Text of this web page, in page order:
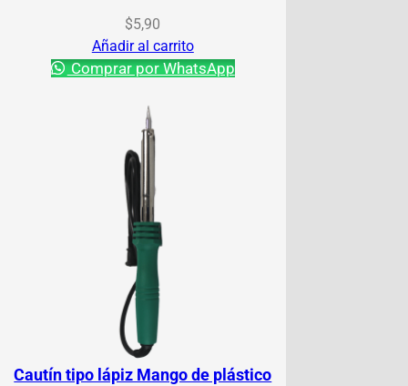
$5,90
Añadir al carrito
Comprar por WhatsApp
Cautín tipo lápiz Mango de plástico